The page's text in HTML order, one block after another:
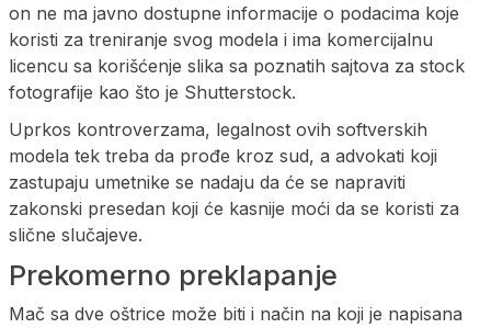
on ne ma javno dostupne informacije o podacima koje
koristi za treniranje svog modela i ima komercijalnu
licencu sa korišćenje slika sa poznatih sajtova za stock
fotografije kao što je Shutterstock.
Uprkos kontroverzama, legalnost ovih softverskih
modela tek treba da prođe kroz sud, a advokati koji
zastupaju umetnike se nadaju da će se napraviti
zakonski presedan koji će kasnije moći da se koristi za
slične slučajeve.
Prekomerno preklapanje
Mač sa dve oštrice može biti i način na koji je napisana